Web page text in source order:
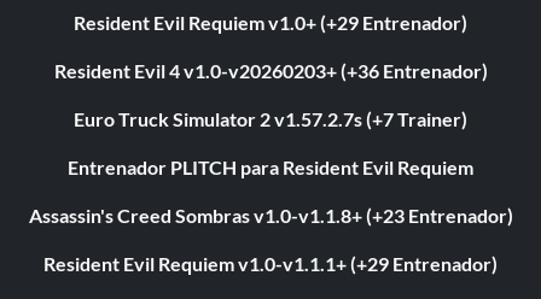
Resident Evil Requiem v1.0+ (+29 Entrenador)
Resident Evil 4 v1.0-v20260203+ (+36 Entrenador)
Euro Truck Simulator 2 v1.57.2.7s (+7 Trainer)
Entrenador PLITCH para Resident Evil Requiem
Assassin's Creed Sombras v1.0-v1.1.8+ (+23 Entrenador)
Resident Evil Requiem v1.0-v1.1.1+ (+29 Entrenador)